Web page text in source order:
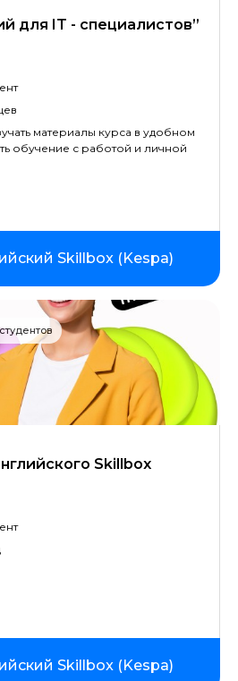
для IT - специалистов”
материалы курса в удобном
обучение с работой и личной
Skillbox (Kespa)
Skillbox
Skillbox (Kespa)